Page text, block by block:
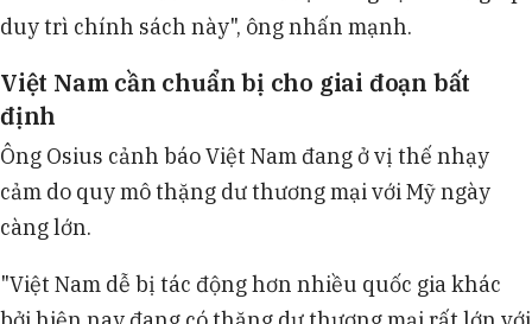
duy trì chính sách này", ông nhấn mạnh.
Việt Nam cần chuẩn bị cho giai đoạn bất
định
Ông Osius cảnh báo Việt Nam đang ở vị thế nhạy
cảm do quy mô thặng dư thương mại với Mỹ ngày
càng lớn.
"Việt Nam dễ bị tác động hơn nhiều quốc gia khác